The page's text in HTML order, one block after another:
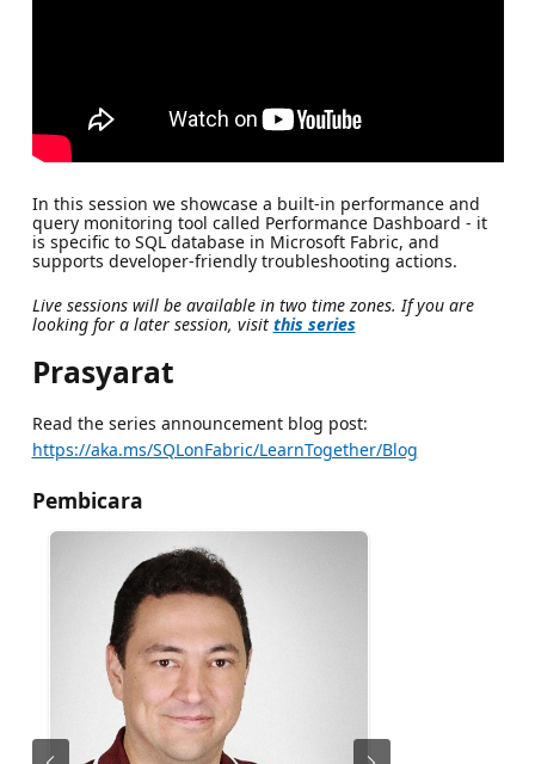
In this session we showcase a built-in performance and
query monitoring tool called Performance Dashboard - it
is specific to SQL database in Microsoft Fabric, and
supports developer-friendly troubleshooting actions.
Live sessions will be available in two time zones. If you are
looking for a later session, visit this series
Prasyarat
Read the series announcement blog post:
https://aka.ms/SQLonFabric/LearnTogether/Blog
Pembicara